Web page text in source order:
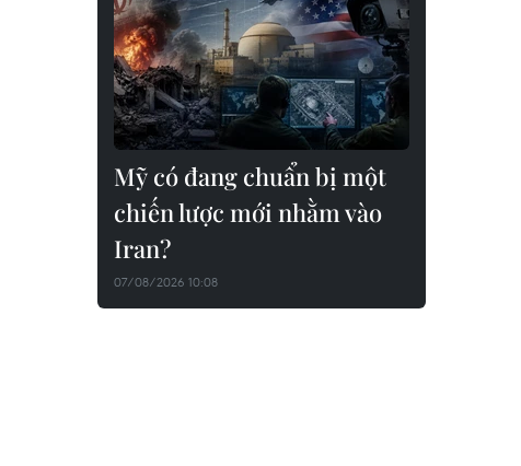
Mỹ có đang chuẩn bị một
chiến lược mới nhằm vào
Iran?
07/08/2026 10:08